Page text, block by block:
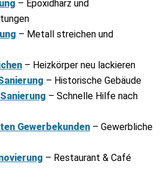
– Epoxidharz und
– Metall streichen und
– Heizkörper neu lackieren
– Historische Gebäude
– Schnelle Hilfe nach
Gewerbekunden – Gewerbliche
– Restaurant & Café